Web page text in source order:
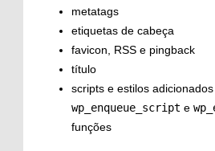
metatags
etiquetas de cabeça
favicon, RSS e pingback
título
scripts e estilos
wp_enqueue_script e
funções